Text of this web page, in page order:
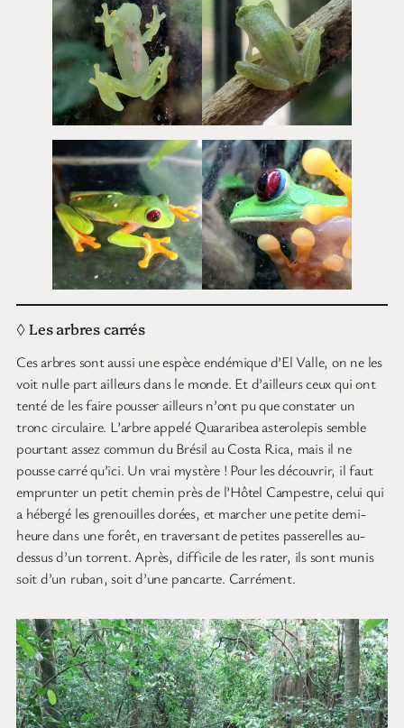
◊ Les arbres carrés
Ces arbres sont aussi une espèce endémique d’El Valle, on ne les
voit nulle part ailleurs dans le monde. Et d’ailleurs ceux qui ont
tenté de les faire pousser ailleurs n’ont pu que constater un
tronc circulaire. L’arbre appelé Quararibea asterolepis semble
pourtant assez commun du Brésil au Costa Rica, mais il ne
pousse carré qu’ici. Un vrai mystère ! Pour les découvrir, il faut
emprunter un petit chemin près de l’Hôtel Campestre, celui qui
a hébergé les grenouilles dorées, et marcher une petite demi-
heure dans une forêt, en traversant de petites passerelles au-
dessus d’un torrent. Après, difficile de les rater, ils sont munis
soit d’un ruban, soit d’une pancarte. Carrément.